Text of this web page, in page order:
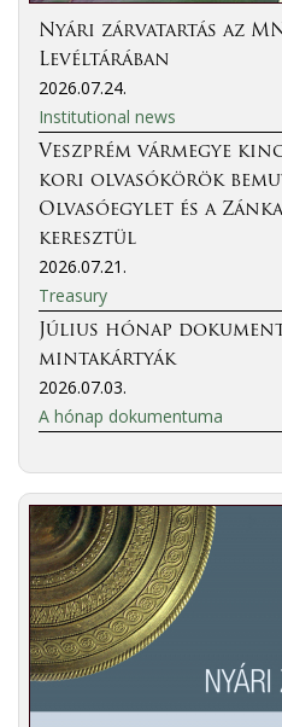
Nyári zárvatartás az
Levéltárában
2026.07.24.
Institutional news
Veszprém vármegye
kori olvasókörök
Olvasóegylet és a
keresztül
2026.07.21.
Treasury
Július hónap
mintakártyák
2026.07.03.
A hónap dokumentuma